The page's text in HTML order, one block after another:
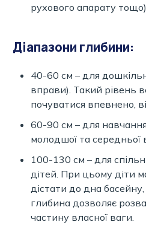
рухового апарату тощо).
Діапазони глибини:
40-60 см – для
вправи). Такий рівень
почуватися впевнено,
60-90 см – для
молодшої та середньої
100-130 см – для
дітей. При цьому діти
дістати до дна
глибина дозволяє
частину власної ваги.